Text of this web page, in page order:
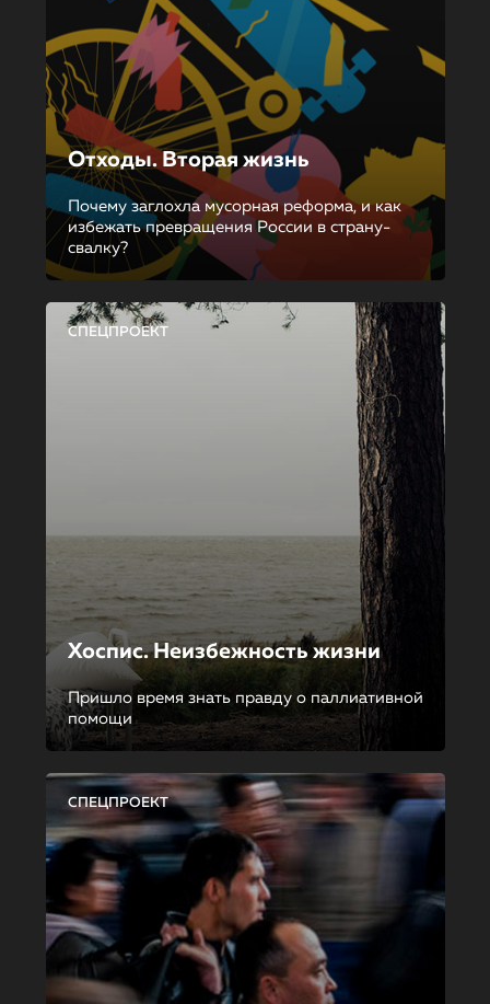
Отходы. Вторая жизнь
Почему заглохла мусорная реформа, и как
избежать превращения России в страну-
свалку?
СПЕЦПРОЕКТ
Хоспис. Неизбежность жизни
Пришло время знать правду о паллиативной
помощи
СПЕЦПРОЕКТ